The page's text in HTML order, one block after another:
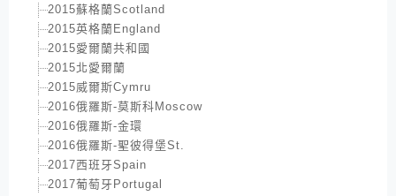
2015蘇格蘭Scotland
2015英格蘭England
2015愛爾蘭共和國
2015北愛爾蘭
2015威爾斯Cymru
2016俄羅斯-莫斯科Moscow
2016俄羅斯-金環
2016俄羅斯-聖彼得堡St.
2017西班牙Spain
2017葡萄牙Portugal